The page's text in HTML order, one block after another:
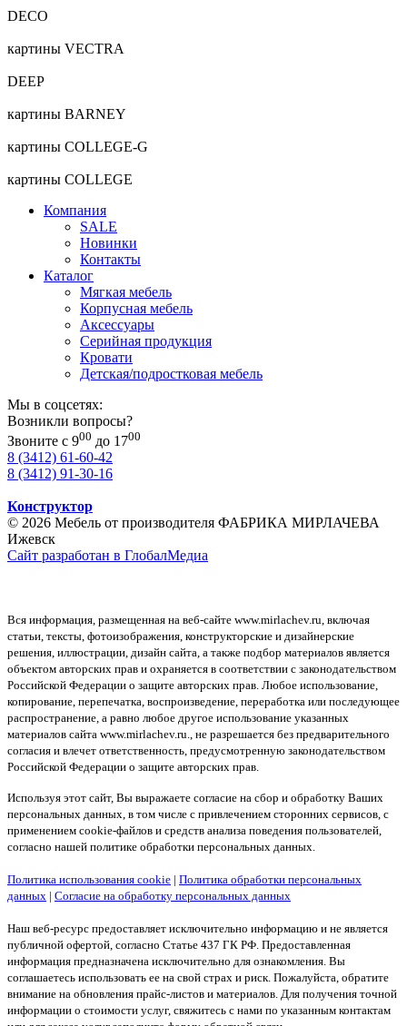
DECO
картины VECTRA
DEEP
картины BARNEY
картины COLLEGE-G
картины COLLEGE
Компания
SALE
Новинки
Контакты
Каталог
Мягкая мебель
Корпусная мебель
Аксессуары
Серийная продукция
Кровати
Детская/подростковая мебель
Мы в соцсетях:
Возникли вопросы?
Звоните с 900 до 1700
8 (3412) 61-60-42
8 (3412) 91-30-16
Конструктор
© 2026 Мебель от производителя ФАБРИКА МИРЛАЧЕВА
Ижевск
Сайт разработан в ГлобалМедиа
Вся информация, размещенная на веб-сайте www.mirlachev.ru, включая
статьи, тексты, фотоизображения, конструкторские и дизайнерские
решения, иллюстрации, дизайн сайта, а также подбор материалов является
объектом авторских прав и охраняется в соответствии с законодательством
Российской Федерации о защите авторских прав. Любое использование,
копирование, перепечатка, воспроизведение, переработка или последующее
распространение, а равно любое другое использование указанных
материалов сайта www.mirlachev.ru., не разрешается без предварительного
согласия и влечет ответственность, предусмотренную законодательством
Российской Федерации о защите авторских прав.
Используя этот сайт, Вы выражаете согласие на сбор и обработку Ваших
персональных данных, в том числе с привлечением сторонних сервисов, с
применением cookie-файлов и средств анализа поведения пользователей,
согласно нашей политике обработки персональных данных.
Политика использования cookie | Политика обработки персональных
данных | Согласие на обработку персональных данных
Наш веб-ресурс предоставляет исключительно информацию и не является
публичной офертой, согласно Статье 437 ГК РФ. Предоставленная
информация предназначена исключительно для ознакомления. Вы
соглашаетесь использовать ее на свой страх и риск. Пожалуйста, обратите
внимание на обновления прайс-листов и материалов. Для получения точной
информации о стоимости услуг, свяжитесь с нами по указанным контактам